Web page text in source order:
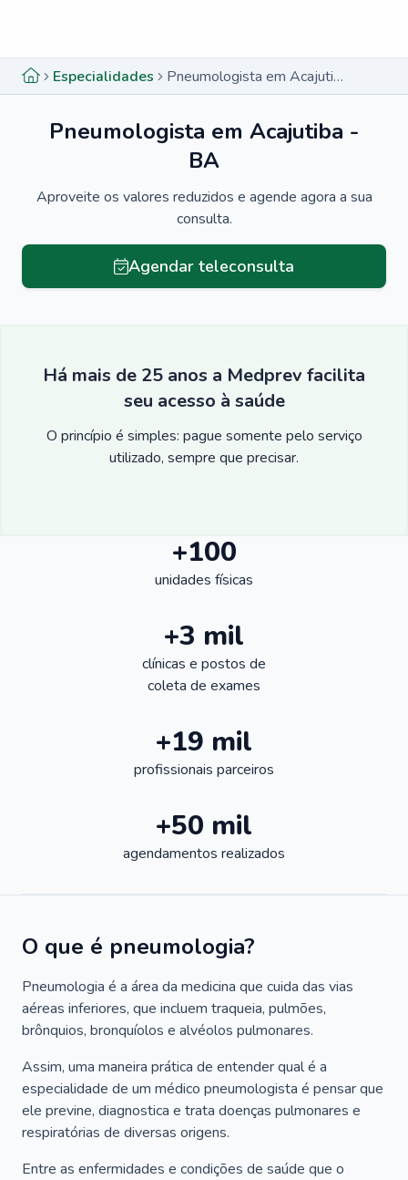
Especialidades Pneumologista em Acajutiba - BA
Pneumologista em Acajutiba -
BA
Aproveite os valores reduzidos e agende agora a sua
consulta.
Agendar teleconsulta
Há mais de 25 anos a Medprev facilita
seu acesso à saúde
O princípio é simples: pague somente pelo serviço
utilizado, sempre que precisar.
+100
unidades físicas
+3 mil
clínicas e postos de
coleta de exames
+19 mil
profissionais parceiros
+50 mil
agendamentos realizados
O que é pneumologia?
Pneumologia é a área da medicina que cuida das vias
aéreas inferiores, que incluem traqueia, pulmões,
brônquios, bronquíolos e alvéolos pulmonares.
Assim, uma maneira prática de entender qual é a
especialidade de um médico pneumologista é pensar que
ele previne, diagnostica e trata doenças pulmonares e
respiratórias de diversas origens.
Entre as enfermidades e condições de saúde que o